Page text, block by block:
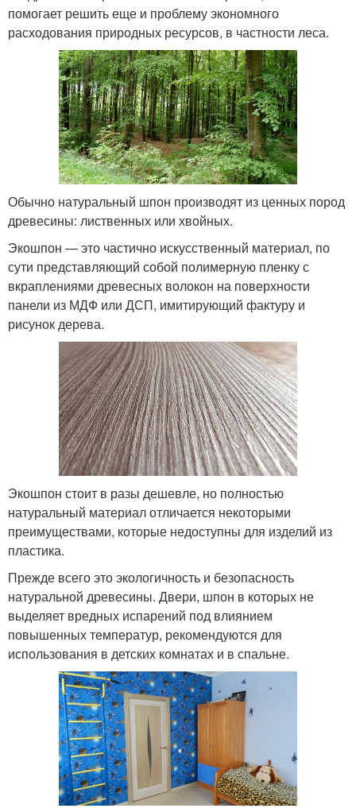
помогает решить еще и проблему экономного
расходования природных ресурсов, в частности леса.
Обычно натуральный шпон производят из ценных пород
древесины: лиственных или хвойных.
Экошпон — это частично искусственный материал, по
сути представляющий собой полимерную пленку с
вкраплениями древесных волокон на поверхности
панели из МДФ или ДСП, имитирующий фактуру и
рисунок дерева.
Экошпон стоит в разы дешевле, но полностью
натуральный материал отличается некоторыми
преимуществами, которые недоступны для изделий из
пластика.
Прежде всего это экологичность и безопасность
натуральной древесины. Двери, шпон в которых не
выделяет вредных испарений под влиянием
повышенных температур, рекомендуются для
использования в детских комнатах и в спальне.